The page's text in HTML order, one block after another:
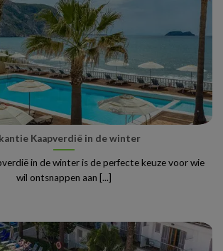
Kaapverdië in de winter
in de winter is de perfecte keuze voor wie
wil ontsnappen aan [...]